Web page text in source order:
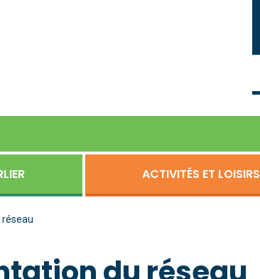
ACTIVITÉS ET LOISIRS